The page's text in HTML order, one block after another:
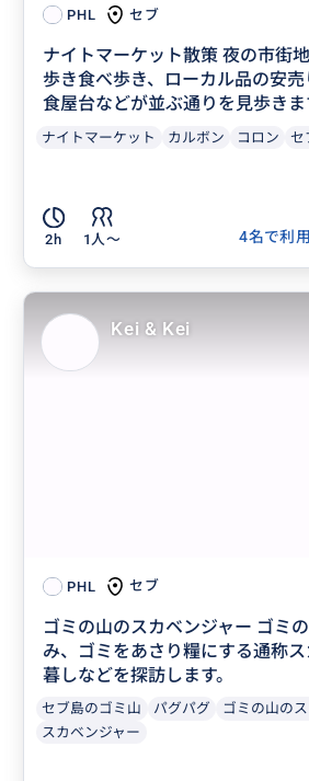
PHL セブ
ナイトマーケット散策 夜の市街
歩き食べ歩き、ローカル品の安
食屋台などが並ぶ通りを見歩きま
ナイトマーケット カルボン コロン セ
2h 1人〜
4名で利
PHL セブ
ゴミの山のスカベンジャー ゴミ
み、ゴミをあさり糧にする通称
暮しなどを探訪します。
セブ島のゴミ山 パグパグ
ゴミの山の
スカベンジャー
Kei & Kei